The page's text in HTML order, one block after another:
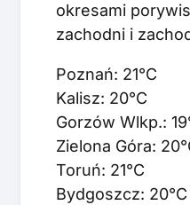
okresami
zachodni i
Poznań: 21°C
Kalisz: 20°C
Gorzów Wlkp.:
Zielona Góra:
Toruń: 21°C
Bydgoszcz: 20°C